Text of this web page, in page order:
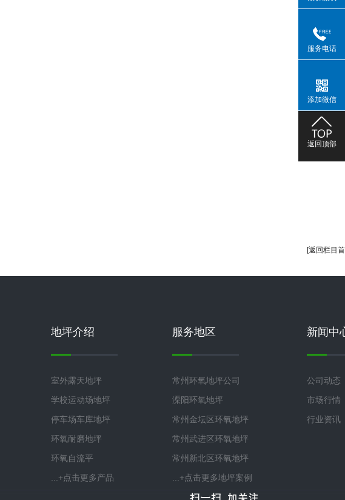
[返回栏目
地坪介绍
室外露天地坪
学校运动场地坪
停车场车库地坪
环氧耐磨地坪
环氧自流平
...+点击更多产品
服务地区
常州环氧地坪公司
溧阳环氧地坪
常州金坛区环氧地坪
常州武进区环氧地坪
常州新北区环氧地坪
...+点击更多地坪案例
新闻中
公司动态
市场行情
行业资讯
服务电话
添加微信
返回顶部